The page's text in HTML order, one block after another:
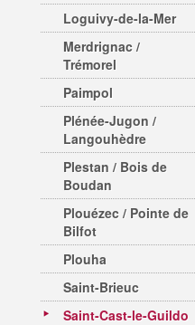
Loguivy-de-la-Mer
Merdrignac /
Trémorel
Paimpol
Plénée-Jugon /
Langouhèdre
Plestan / Bois de
Boudan
Plouézec / Pointe de
Bilfot
Plouha
Saint-Brieuc
Saint-Cast-le-Guildo